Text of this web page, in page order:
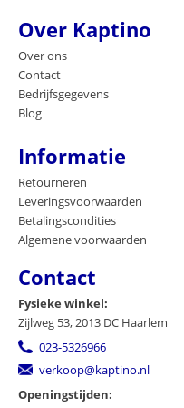
Over Kaptino
Over ons
Contact
Bedrijfsgegevens
Blog
Informatie
Retourneren
Leveringsvoorwaarden
Betalingscondities
Algemene voorwaarden
Contact
Fysieke winkel:
Zijlweg 53, 2013 DC Haarlem
023-5326966
verkoop@kaptino.nl
Openingstijden: